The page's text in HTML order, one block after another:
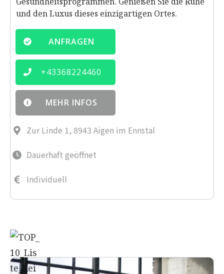
und den Luxus dieses einzigartigen Ortes.
ANFRAGEN
+43368224460
MEHR INFOS
Zur Linde 1, 8943 Aigen im Ennstal
Dauerhaft geöffnet
Individuell